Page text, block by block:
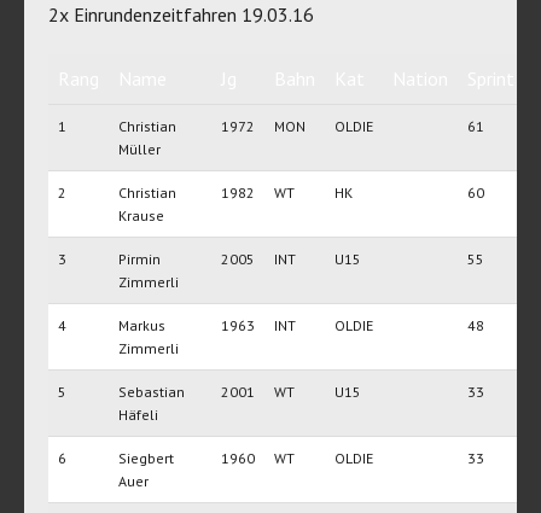
2x Einrundenzeitfahren 19.03.16
1
Christian
Müller
1972 MON OLDIE 61
2
Christian
Krause
1982 WT HK 60
3
Pirmin
Zimmerli
2005 INT U15 55
4
Markus
Zimmerli
1963 INT OLDIE 48
5
Sebastian
Häfeli
2001 WT U15 33
6
Siegbert
Auer
1960 WT OLDIE 33